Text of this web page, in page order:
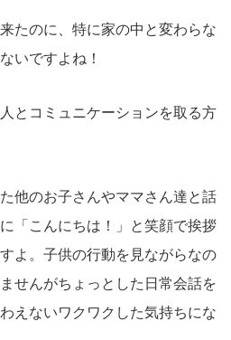
たのに、特に家の中と変わらな
いですよね！
とコミュニケーションを取る方
他のお子さんやママさん達と話
「こんにちは！」と笑顔で挨拶
よ。子供の行動を見ながらなの
せんがちょっとした日常会話を
えないワクワクした気持ちにな